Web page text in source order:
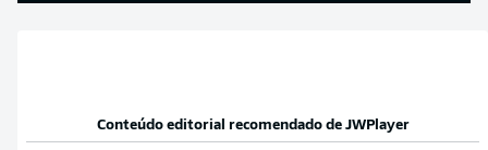
Conteúdo editorial recomendado de JWPlayer